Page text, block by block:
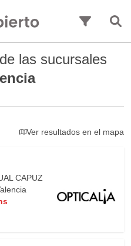
las sucursales
Ver resultados en el mapa
CAPUZ